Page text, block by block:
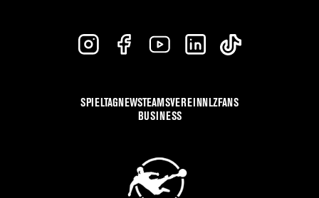
SPIELTAGNEWSTEAMSVEREINNLZFANS
BUSINESS